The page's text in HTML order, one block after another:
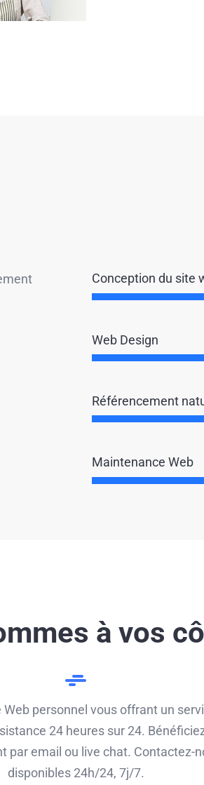
Conception du site
Web Design
Référencement
Maintenance Web
à vos
personnel vous offrant un
24 heures sur 24.
par email ou live chat.
disponibles 24h/24, 7j/7.